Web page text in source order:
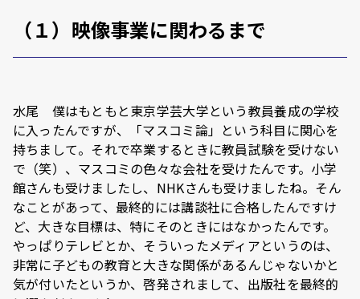
（１）映像事業に関わるまで
水尾 僕はもともと東京学芸大学という教員養成の学校
に入ったんですが、「マスコミ論」という科目に関心を
持ちまして。それで卒業するときに教員試験を受けない
で（笑）、マスコミの色々な会社を受けたんです。小学
館さんも受けましたし、NHKさんも受けましたね。そん
なことがあって、最終的には講談社に合格したんですけ
ど、大きな目標は、特にそのときにはなかったんです。
やっぱりテレビとか、そういったメディアというのは、
非常に子どもの教育と大きな関係があるんじゃないかと
気が付いたというか、啓発されまして、出版社を最終的